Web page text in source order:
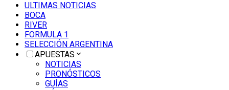
ULTIMAS NOTICIAS
BOCA
RIVER
FORMULA 1
SELECCIÓN ARGENTINA
APUESTAS
NOTICIAS
PRONÓSTICOS
GUÍAS